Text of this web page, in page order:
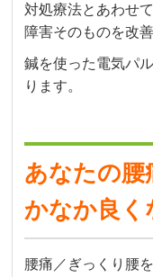
対処療法とあわせて
障害そのものを改
鍼を使った電気パ
ります。
あなたの腰
かなか良く
腰痛／ぎっくり腰